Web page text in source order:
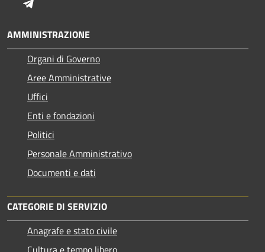
AMMINISTRAZIONE
Organi di Governo
Aree Amministrative
Uffici
Enti e fondazioni
Politici
Personale Amministrativo
Documenti e dati
CATEGORIE DI SERVIZIO
Anagrafe e stato civile